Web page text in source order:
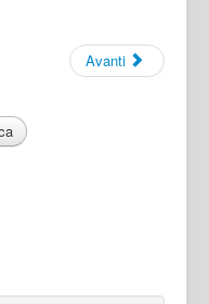
Avanti